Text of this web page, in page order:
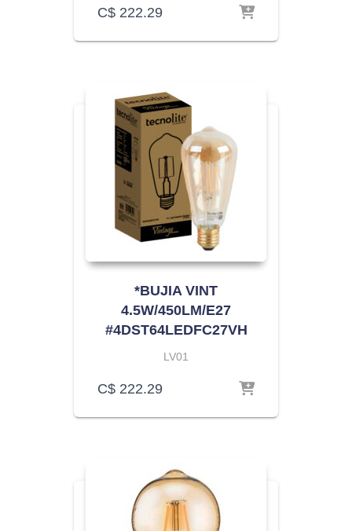
C$ 222.29
*BUJIA VINT
4.5W/450LM/E27
#4DST64LEDFC27VH
LV01
C$ 222.29